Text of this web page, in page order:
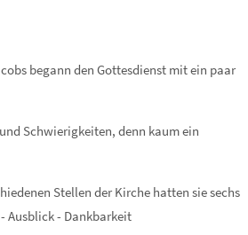
begann den Gottesdienst mit ein paar
Schwierigkeiten, denn kaum ein
Stellen der Kirche hatten sie sechs
Ausblick - Dankbarkeit